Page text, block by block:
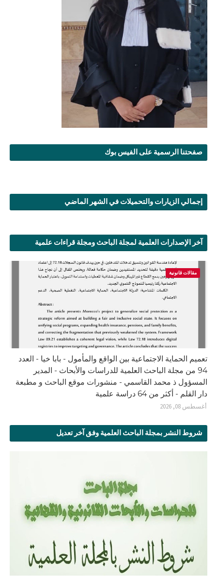
صفحتنا الرسمية على الفيس بوك
إجمالي الزيارات والتحميلات في الشهر الماضي
آخر الإصدارات العلمية لمجلة الباحث ومجلة قراءات علمية
مقالات قانونية
تعميم الحماية الاجتماعية بين الواقع والمأمول - بابا خيا - العدد
94 من مجلة الباحث العلمية للدراسات والأبحاث - المدير
المسؤول ذ محمد القاسمي - منشورات موقع الباحث و مطبعة
دار القلم - أكثر من 64 دراسة علمية
أغسطس 08, 2026
شروط النشر بمجلة الباحث العلمية وفق آخر تعديل